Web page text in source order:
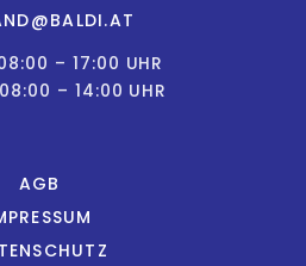
– 17:00 UHR
– 14:00 UHR
AGB